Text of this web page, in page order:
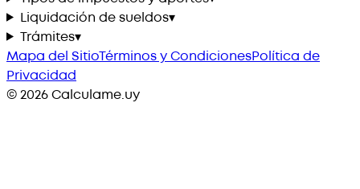
Liquidación de sueldos▾
Trámites▾
Mapa del SitioTérminos y CondicionesPolítica de
Privacidad
©2026Calculame.uy